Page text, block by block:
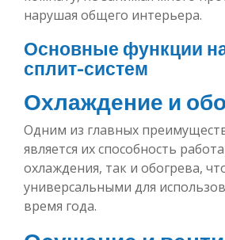
нарушая общего интерьера.
Основные функции
сплит-систем
Охлаждение и
Одним из главных
является их способность
охлаждения, так и обогрева,
универсальными для
время года.